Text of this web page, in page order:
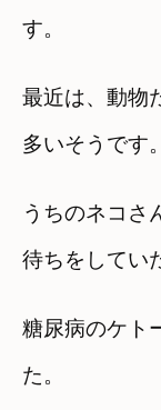
す。
最近は、動物
多いそうです。
うちのネコさ
待ちをしてい
糖尿病のケト
た。